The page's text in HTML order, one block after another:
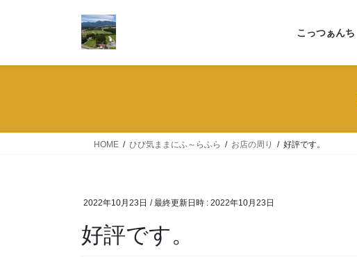
こっつぁんち
HOME ひび気ままにふ～らふら お店の周り 好評です。
2022年10月23日 / 最終更新日時 : 2022年10月23日
好評です。